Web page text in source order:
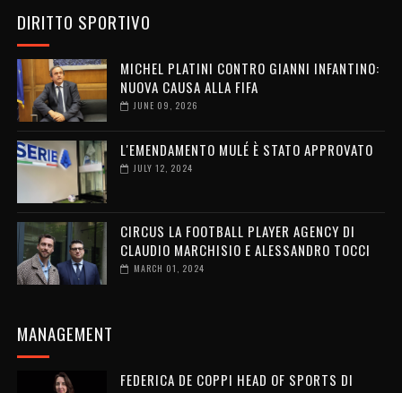
DIRITTO SPORTIVO
MICHEL PLATINI CONTRO GIANNI INFANTINO:
NUOVA CAUSA ALLA FIFA
JUNE 09, 2026
L'EMENDAMENTO MULÉ È STATO APPROVATO
JULY 12, 2024
CIRCUS LA FOOTBALL PLAYER AGENCY DI
CLAUDIO MARCHISIO E ALESSANDRO TOCCI
MARCH 01, 2024
MANAGEMENT
FEDERICA DE COPPI HEAD OF SPORTS DI